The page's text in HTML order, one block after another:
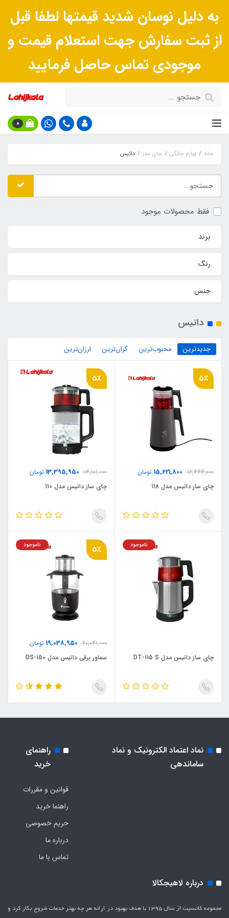
به دلیل نوسان شدید قیمتها لطفا قبل
از ثبت سفارش جهت استعلام قیمت و
موجودی تماس حاصل فرمایید
0
خانه لوازم خانگی چای ساز داتیس
فقط محصولات موجود
برند
رنگ
جنس
داتیس
جدیدترین محبوب‌ترین گران‌ترین ارزان‌ترین
5٪
16,444,000
15,621,800 تومان
چای ساز داتیس مدل 118
5٪
14,101,000
13,395,950 تومان
چای ساز داتیس مدل 110
ناموجود
چای ساز داتیس مدل DT-115 S
5٪
20,041,000
19,038,950 تومان
ناموجود
سماور برقی داتیس مدل DS-150
نماد اعتماد الکترونیک و نماد
ساماندهی
راهنمای
خرید
قوانین و مقررات
راهنما خرید
حریم خصوصی
درباره ما
تماس با ما
درباره لاهیجکالا
مجموعه کانسپت از سال 1395 با هدف بهبود در ارائه هر چه بهتر خدمات شروع بکار کرد و